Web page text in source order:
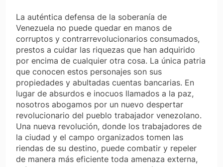
La auténtica defensa de la soberanía de
Venezuela no puede quedar en manos de
corruptos y contrarrevolucionarios consumados,
prestos a cuidar las riquezas que han adquirido
por encima de cualquier otra cosa. La única patria
que conocen estos personajes son sus
propiedades y abultadas cuentas bancarias. En
lugar de absurdos e inocuos llamados a la paz,
nosotros abogamos por un nuevo despertar
revolucionario del pueblo trabajador venezolano.
Una nueva revolución, donde los trabajadores de
la ciudad y el campo organizados tomen las
riendas de su destino, puede combatir y repeler
de manera más eficiente toda amenaza externa,